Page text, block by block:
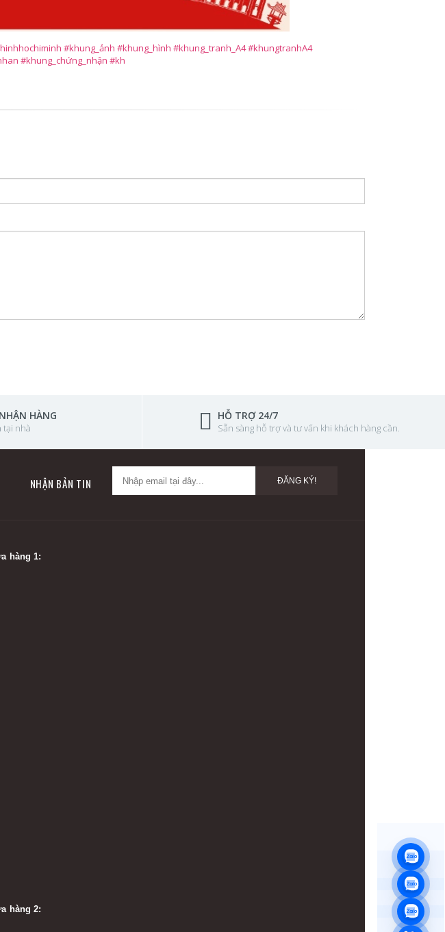
#khung_ảnh #khung_hình #khung_tranh_A4 #khungtranhA4
#khung_chứng_nhận #kh
HÀNG
tại nhà
HỖ TRỢ 24/7
Sẵn sàng hỗ trợ và tư vấn khi khách hàng cần.
NHẬN BẢN TIN ĐĂNG KÝ!
hàng 1:
hàng 2: